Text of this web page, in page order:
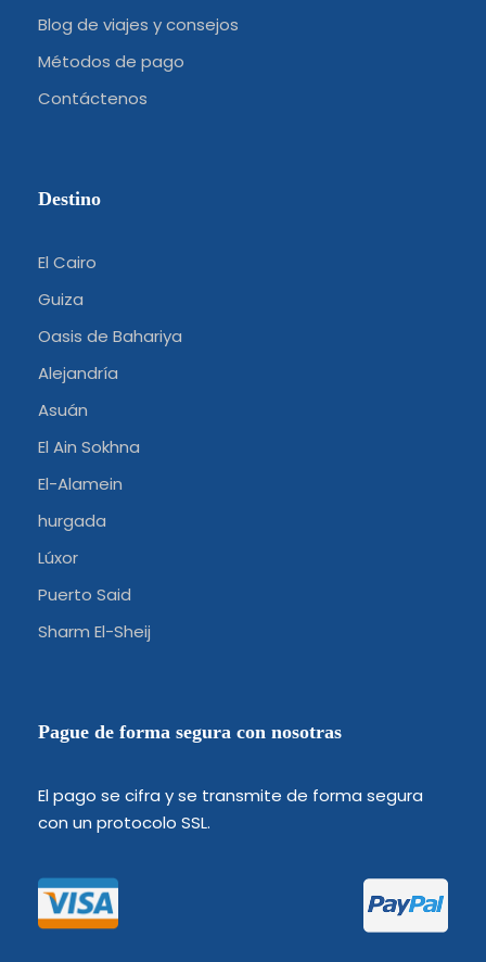
Blog de viajes y consejos
Métodos de pago
Contáctenos
Destino
El Cairo
Guiza
Oasis de Bahariya
Alejandría
Asuán
El Ain Sokhna
El-Alamein
hurgada
Lúxor
Puerto Said
Sharm El-Sheij
Pague de forma segura con nosotras
El pago se cifra y se transmite de forma segura
con un protocolo SSL.